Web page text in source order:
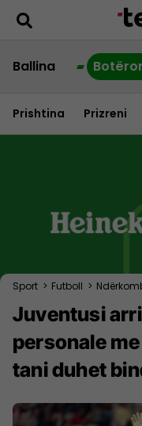
Ballina
Prishtina Prizreni
Sport > Futboll >
Juventusi
personale
tani duhet